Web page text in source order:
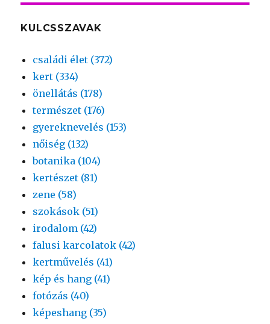
KULCSSZAVAK
családi élet (372)
kert (334)
önellátás (178)
természet (176)
gyereknevelés (153)
nőiség (132)
botanika (104)
kertészet (81)
zene (58)
szokások (51)
irodalom (42)
falusi karcolatok (42)
kertművelés (41)
kép és hang (41)
fotózás (40)
képeshang (35)